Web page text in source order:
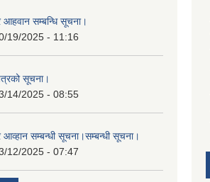
आहवान सम्बन्धि सूचना।
19/2025 - 11:16
सूचना।
14/2025 - 08:55
आव्हान सम्बन्धी सूचना।सम्बन्धी सूचना।
12/2025 - 07:47